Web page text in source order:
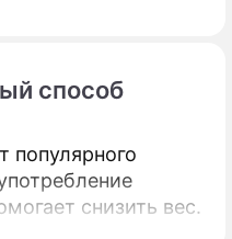
способ
популярного
снизить вес.